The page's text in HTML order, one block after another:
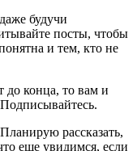
будучи
посты, чтобы
и тем, кто не
до конца, то вам и
рассказать,
еще увидимся, если